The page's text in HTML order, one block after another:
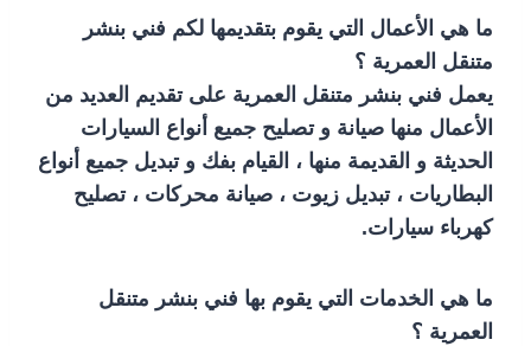
ما هي الأعمال التي يقوم بتقديمها لكم فني بنشر
متنقل العمرية ؟
يعمل فني بنشر متنقل العمرية على تقديم العديد من
الأعمال منها صيانة و تصليح جميع أنواع السيارات
الحديثة و القديمة منها ، القيام بفك و تبديل جميع أنواع
البطاريات ، تبديل زيوت ، صيانة محركات ، تصليح
كهرباء سيارات.
ما هي الخدمات التي يقوم بها فني بنشر متنقل
العمرية ؟